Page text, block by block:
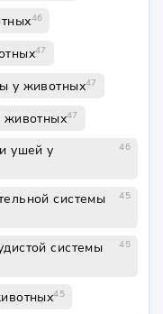
46
47
у животных47
животных47
ушей у
46
системы
45
системы
45
45